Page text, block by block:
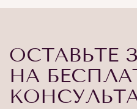
ОСТАВЬТЕ
НА